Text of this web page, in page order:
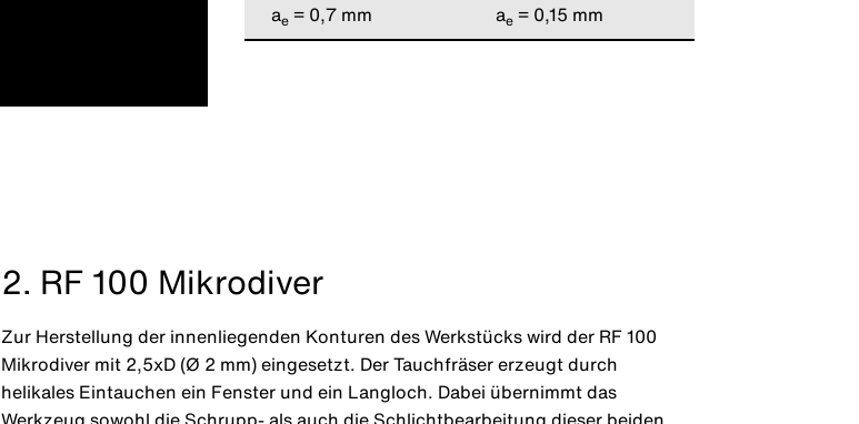
ae= 0,7 mm ae= 0,15 mm
2. RF 100 Mikrodiver
Zur Herstellung der innenliegenden Konturen des Werkstücks wird der RF 100
Mikrodiver mit 2,5xD (Ø 2 mm) eingesetzt. Der Tauchfräser erzeugt durch
helikales Eintauchen ein Fenster und ein Langloch. Dabei übernimmt das